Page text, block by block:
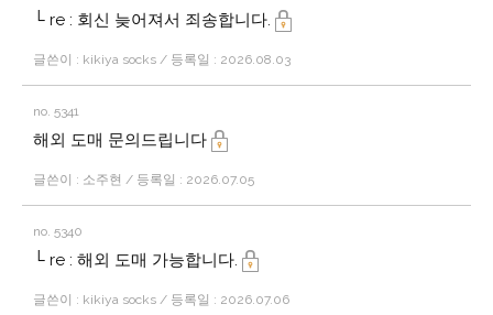
└ re : 회신 늦어져서 죄송합니다.
글쓴이 : kikiya socks / 등록일 : 2026.08.03
no. 5341
해외 도매 문의드립니다
글쓴이 : 소주현 / 등록일 : 2026.07.05
no. 5340
└ re : 해외 도매 가능합니다.
글쓴이 : kikiya socks / 등록일 : 2026.07.06